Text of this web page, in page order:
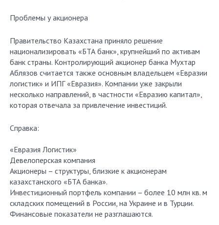
Проблемы у акционера
Правительство Казахстана приняло решение
национализировать «БТА банк», крупнейший по активам
банк страны. Контролирующий акционер банка Мухтар
Аблязов считается также основным владельцем «Евразии
логистик» и ИПГ «Евразия». Компании уже закрыли
несколько направлений, в частности «Евразию капитал»,
которая отвечала за привлечение инвестиций.
Справка:
«Евразия Логистик»
Девелоперская компания
Акционеры – структуры, близкие к акционерам
казахстанского «БТА банка».
Инвестиционный портфель компании – более 10 млн кв. м
складских помещений в России, на Украине и в Турции.
Финансовые показатели не разглашаются.